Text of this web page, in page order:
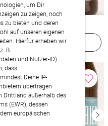
um Dir
zu zeigen, noch
zu bieten und deren
auf unseren eigenen
Hierfür erheben wir
B.
und Nutzer-ID).
dass
Deine IP-
übertragen
Drittland außerhalb des
(EWR), dessen
europäischen
Plan B
Jetzt gestalten